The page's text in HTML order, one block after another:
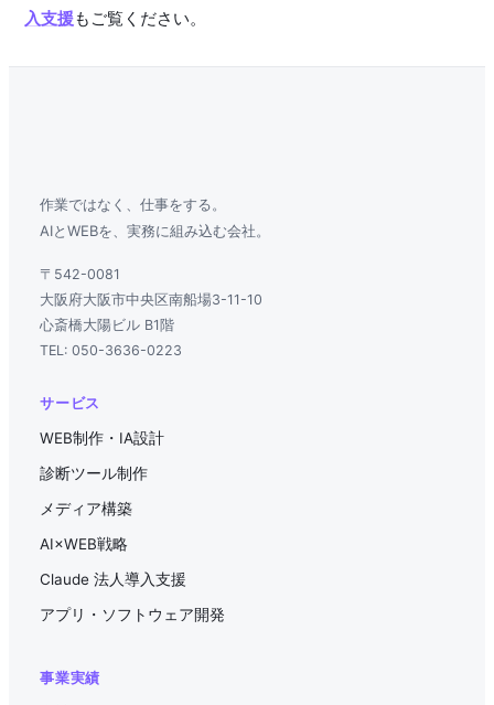
入支援もご覧ください。
作業ではなく、仕事をする。
AIとWEBを、実務に組み込む会社。
〒542-0081
大阪府大阪市中央区南船場3-11-10
心斎橋大陽ビル B1階
TEL: 050-3636-0223
サービス
WEB制作・IA設計
診断ツール制作
メディア構築
AI×WEB戦略
Claude 法人導入支援
アプリ・ソフトウェア開発
事業実績